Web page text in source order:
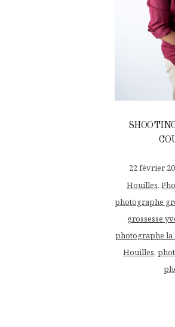
22 février
Houilles,
photographe
grossesse
photographe la
Houilles,